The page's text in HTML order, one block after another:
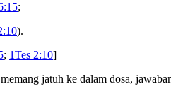
;
).
; 1Tes 2:10]
jatuh ke dalam dosa,